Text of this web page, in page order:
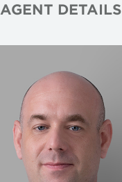
AGENT DETAILS